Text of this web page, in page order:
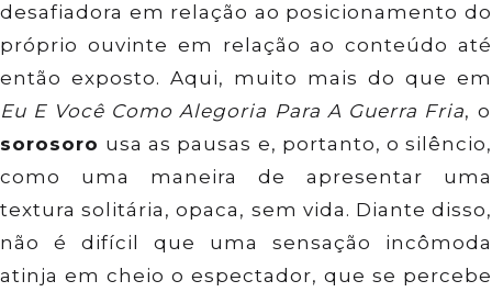
desafiadora em relação ao posicionamento do
próprio ouvinte em relação ao conteúdo até
então exposto. Aqui, muito mais do que em
Eu E Você Como Alegoria Para A Guerra Fria, o
sorosoro usa as pausas e, portanto, o silêncio,
como uma maneira de apresentar uma
textura solitária, opaca, sem vida. Diante disso,
não é difícil que uma sensação incômoda
atinja em cheio o espectador, que se percebe